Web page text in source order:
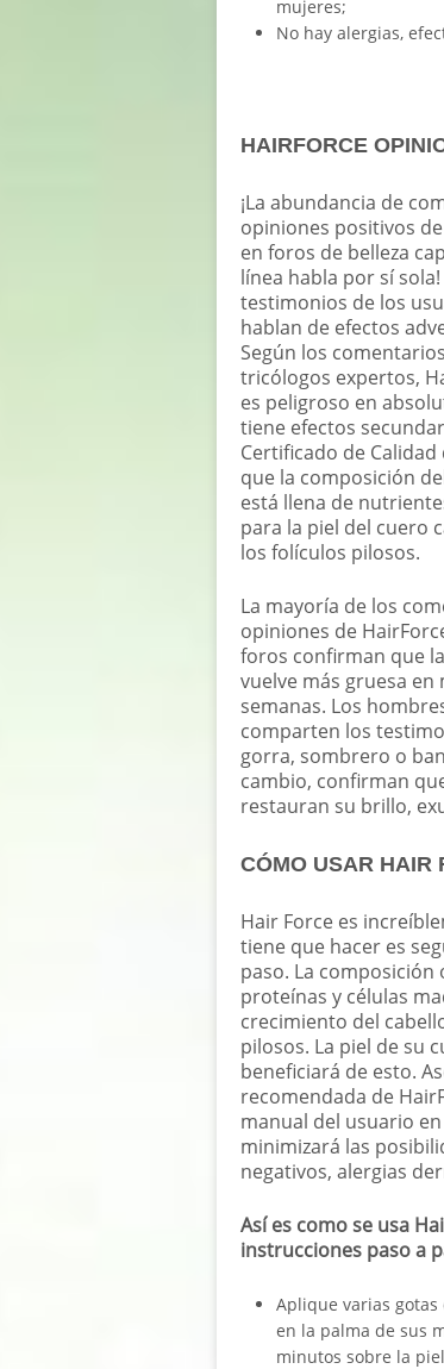
mujeres;
No hay alergias,
HAIRFORCE
¡La abundancia de
opiniones positivos
en foros de belleza
línea habla por sí sola!
testimonios de los
hablan de efectos
Según los
tricólogos expertos,
es peligroso en
tiene efectos
Certificado de
que la composición
está llena de
para la piel del cuero
los folículos pilosos.
La mayoría de los
opiniones de
foros confirman que
vuelve más gruesa en
semanas. Los
comparten los
gorra, sombrero o
cambio, confirman
restauran su brillo,
CÓMO USAR HAIR
Hair Force es
tiene que hacer es
paso. La
proteínas y células
crecimiento del
pilosos. La piel de su
beneficiará de esto.
recomendada de
manual del usuario
minimizará las
negativos, alergias
Así es como se usa
instrucciones paso a
Aplique varias
en la palma de sus
minutos sobre la